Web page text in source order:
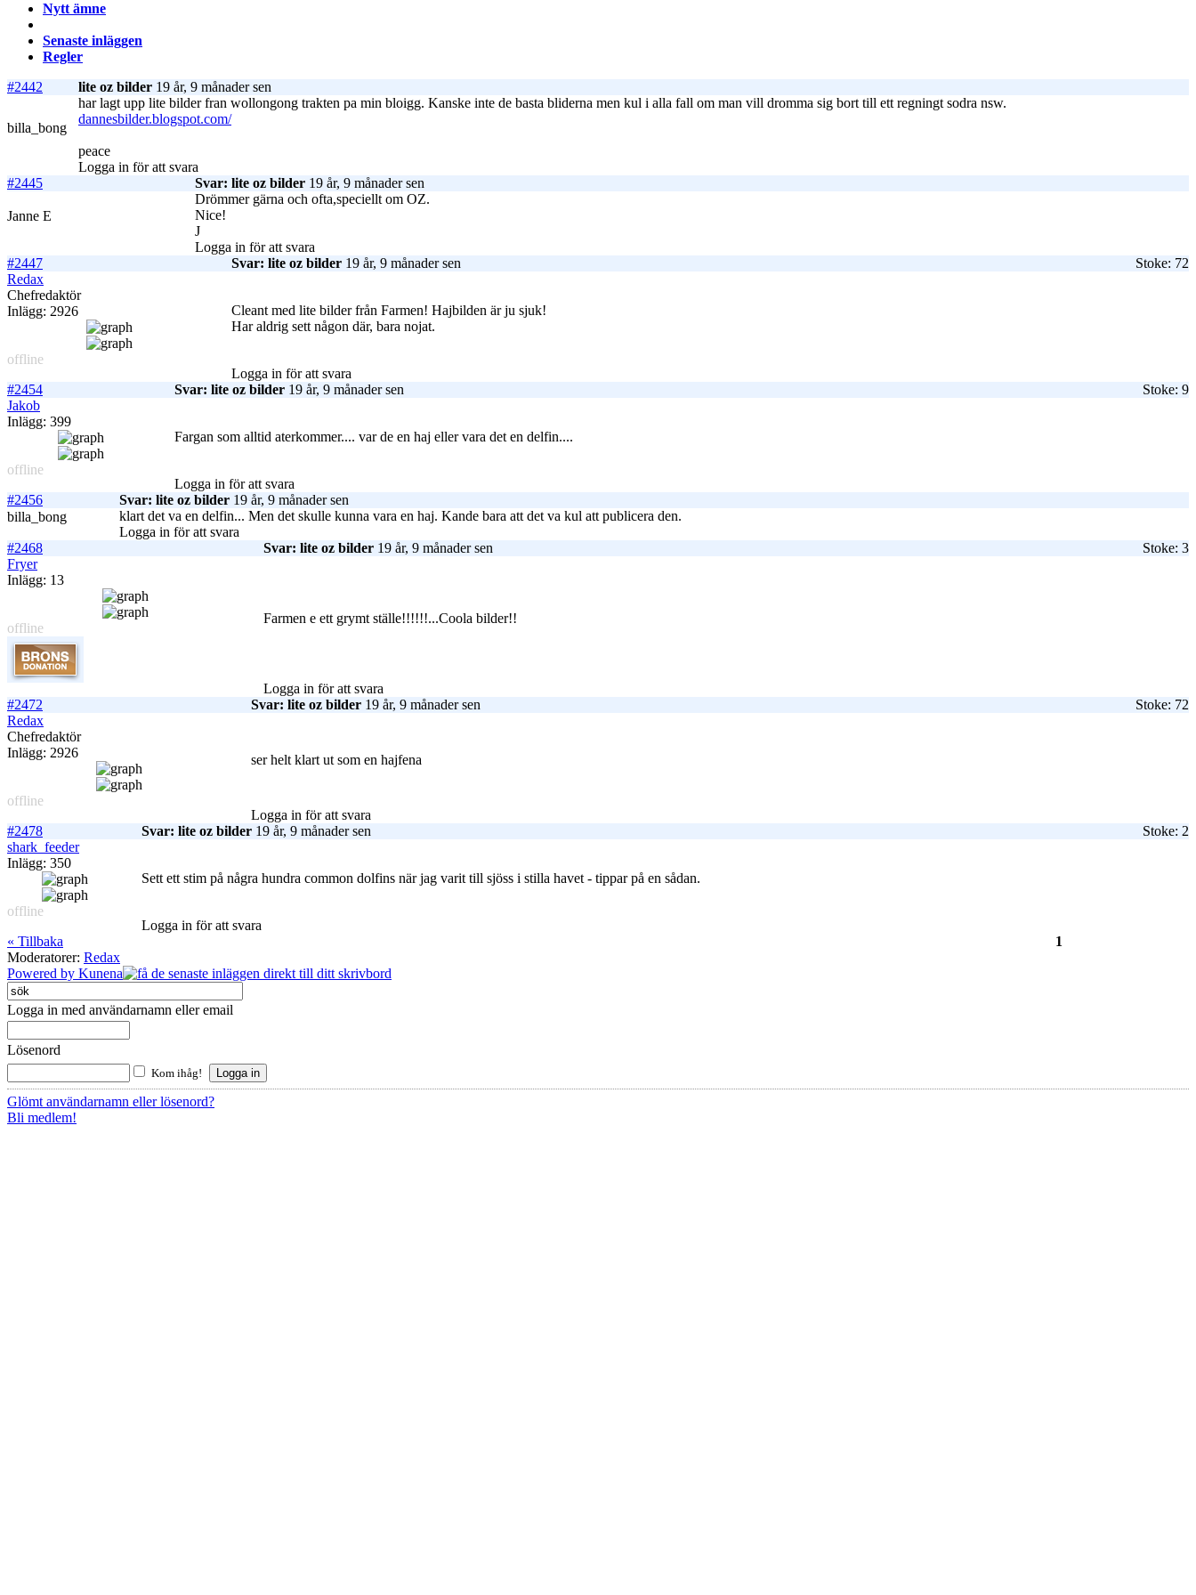
Nytt ämne
Senaste inläggen
Regler
#2442
lite oz bilder 19 år, 9 månader sen
billa_bong
har lagt upp lite bilder fran wollongong trakten pa min bloigg. Kanske inte de basta bliderna men kul i alla fall om man vill dromma sig bort till ett regningt sodra nsw.
dannesbilder.blogspot.com/
peace
Logga in för att svara
#2445
Svar: lite oz bilder 19 år, 9 månader sen
Janne E
Drömmer gärna och ofta,speciellt om OZ.
Nice!
J
Logga in för att svara
#2447
Svar: lite oz bilder 19 år, 9 månader sen
Stoke: 72
Redax
Chefredaktör
Inlägg: 2926
offline
Cleant med lite bilder från Farmen! Hajbilden är ju sjuk!
Har aldrig sett någon där, bara nojat.
Logga in för att svara
#2454
Svar: lite oz bilder 19 år, 9 månader sen
Stoke: 9
Jakob
Inlägg: 399
offline
Fargan som alltid aterkommer.... var de en haj eller vara det en delfin....
Logga in för att svara
#2456
Svar: lite oz bilder 19 år, 9 månader sen
billa_bong
klart det va en delfin... Men det skulle kunna vara en haj. Kande bara att det va kul att publicera den.
Logga in för att svara
#2468
Svar: lite oz bilder 19 år, 9 månader sen
Stoke: 3
Fryer
Inlägg: 13
offline
Farmen e ett grymt ställe!!!!!!...Coola bilder!!
Logga in för att svara
#2472
Svar: lite oz bilder 19 år, 9 månader sen
Stoke: 72
Redax
Chefredaktör
Inlägg: 2926
offline
ser helt klart ut som en hajfena
Logga in för att svara
#2478
Svar: lite oz bilder 19 år, 9 månader sen
Stoke: 2
shark_feeder
Inlägg: 350
offline
Sett ett stim på några hundra common dolfins när jag varit till sjöss i stilla havet - tippar på en sådan.
Logga in för att svara
« Tillbaka
1
Moderatorer: Redax
Powered by Kunena
Logga in med användarnamn eller email
Lösenord
Kom ihåg!
Glömt användarnamn eller lösenord?
Bli medlem!